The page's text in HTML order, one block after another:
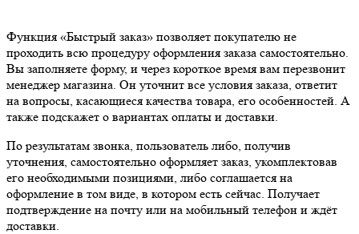
Функция «Быстрый заказ» позволяет покупателю не
проходить всю процедуру оформления заказа самостоятельно.
Вы заполняете форму, и через короткое время вам перезвонит
менеджер магазина. Он уточнит все условия заказа, ответит
на вопросы, касающиеся качества товара, его особенностей. А
также подскажет о вариантах оплаты и доставки.
По результатам звонка, пользователь либо, получив
уточнения, самостоятельно оформляет заказ, укомплектовав
его необходимыми позициями, либо соглашается на
оформление в том виде, в котором есть сейчас. Получает
подтверждение на почту или на мобильный телефон и ждёт
доставки.